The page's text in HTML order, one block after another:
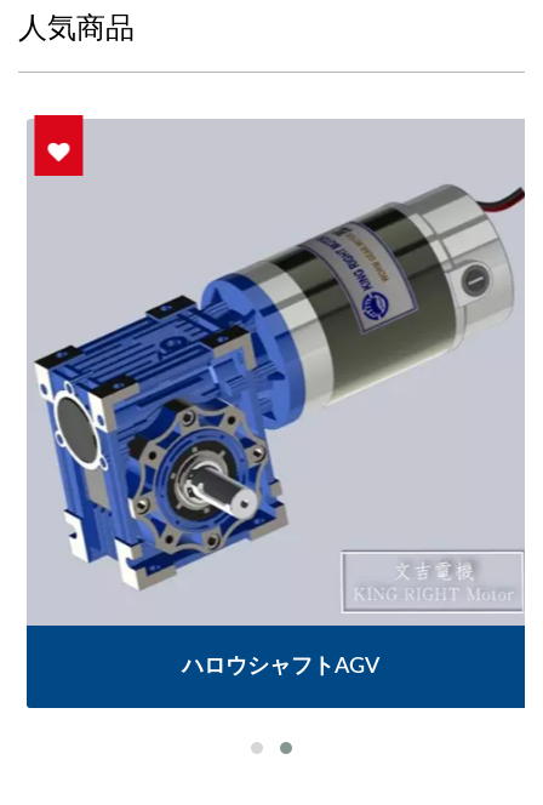
人気商品
ハロウシャフトAGV